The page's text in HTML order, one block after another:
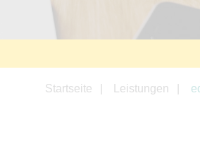
Startseite Leistungen
der Verknüpfung zu